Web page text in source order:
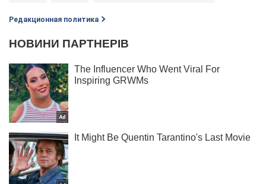
Редакционная политика